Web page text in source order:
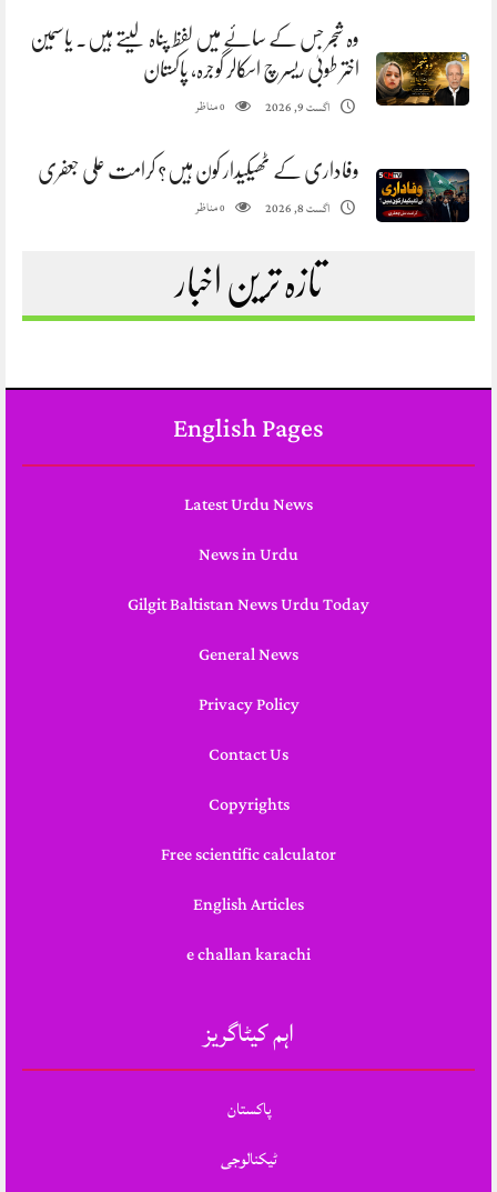
وہ شجر جس کے سائے میں لفظ پناہ لیتے ہیں. یاسمین
اختر طوبیٰ ریسرچ اسکالر گوجرہ، پاکستان
اگست 9, 2026 0مناظر
وفاداری کے ٹھیکیدار کون ہیں؟ کرامت علی جعفری
اگست 8, 2026 0مناظر
تازہ ترین اخبار
English Pages
Latest Urdu News
News in Urdu
Gilgit Baltistan News Urdu Today
General News
Privacy Policy
Contact Us
Copyrights
Free scientific calculator
English Articles
e challan karachi
اہم کیٹاگریز
پاکستان
ٹیکنالوجی